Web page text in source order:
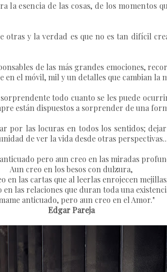
la esencia de las cosas, de los momentos
otras y la verdad es que no es tan difícil
de las más grandes emociones,
en el móvil, mil y un detalles que cambian
todo cuanto se les puede
están dispuestos a sorprender de una
por las locuras en todos los sentidos;
de ver la vida desde otras
pero aun creo en las miradas
Aun creo en los besos con dulzura,
en las cartas que al leerlas enrojecen
en las relaciones que duran toda una
anticuado, pero aun creo en el Amor."
Edgar Pareja